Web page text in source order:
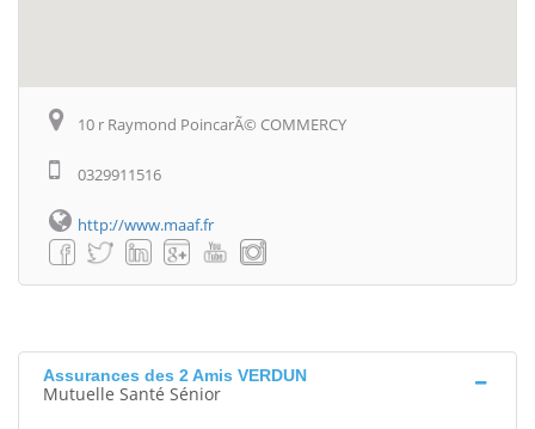
10 r Raymond PoincarÃ© COMMERCY
0329911516
http://www.maaf.fr
Assurances des 2 Amis VERDUN
Mutuelle Santé Sénior